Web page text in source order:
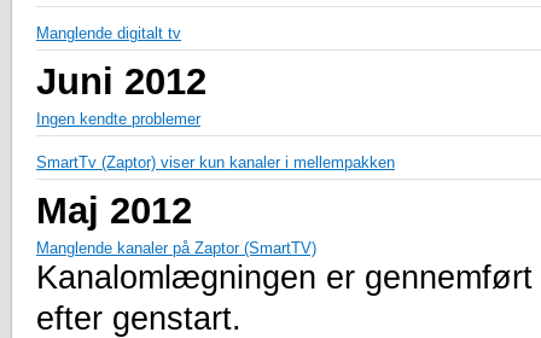
Manglende digitalt tv
Juni 2012
Ingen kendte problemer
SmartTv (Zaptor) viser kun kanaler i mellempakken
Maj 2012
Manglende kanaler på Zaptor (SmartTV)
Kanalomlægningen er
efter genstart.